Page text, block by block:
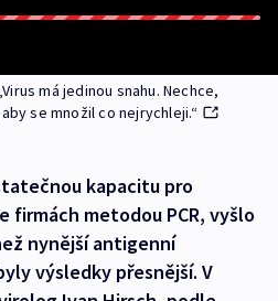
má jedinou snahu. Nechce,
se množil co nejrychleji.“
kapacitu pro
firmách metodou PCR, vyšlo
nynější antigenní
výsledky přesnější. V